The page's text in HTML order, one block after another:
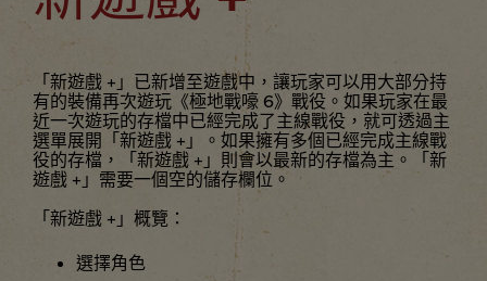
「新遊戲 +」已新增至遊戲中，讓玩家可以用大部分持
有的裝備再次遊玩《極地戰嚎 6》戰役。如果玩家在最
近一次遊玩的存檔中已經完成了主線戰役，就可透過主
選單展開「新遊戲 +」。如果擁有多個已經完成主線戰
役的存檔，「新遊戲 +」則會以最新的存檔為主。「新
遊戲 +」需要一個空的儲存欄位。
「新遊戲 +」概覽：
選擇角色